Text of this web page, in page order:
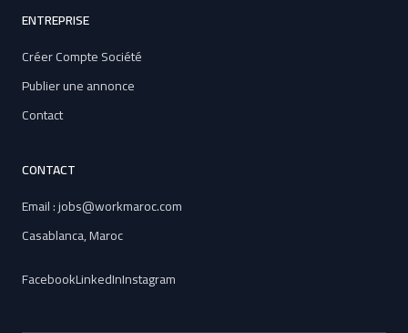
ENTREPRISE
Créer Compte Société
Publier une annonce
Contact
CONTACT
Email : jobs@workmaroc.com
Casablanca, Maroc
FacebookLinkedInInstagram